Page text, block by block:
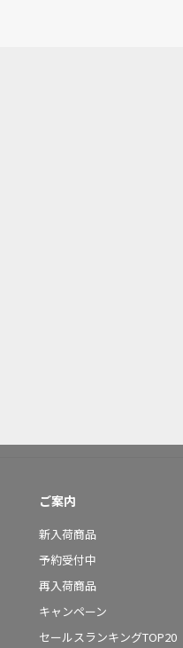
ご案内
新入荷商品
予約受付中
再入荷商品
キャンペーン
セールスランキングTOP20